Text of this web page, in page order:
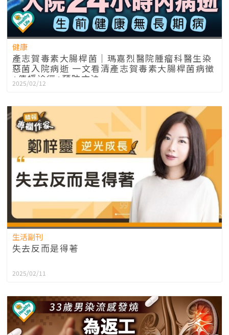
健康
產志賀毒素大腸桿菌｜瑪嘉烈醫院腫瘤科醫生染
惡菌入院病逝 一文看清產志賀毒素大腸桿菌病徵
+傳播途徑+預防方法
2025/02/12
生活副刊
失去反而是得著
2025/02/11